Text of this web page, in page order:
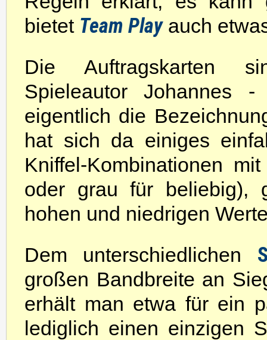
bietet Team Playauch
Die Auftragskarten
Spieleautor Johannes
eigentlich die
hat sich da einiges
Kniffel-Kombinationen
oder grau für beliebig),
hohen und niedrigen
Dem unterschiedlichen
großen Bandbreite an
erhält man etwa für ein
lediglich einen einzigen